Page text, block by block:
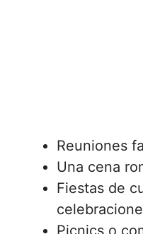
Reuniones
Una cena
Fiestas de
Picnics o